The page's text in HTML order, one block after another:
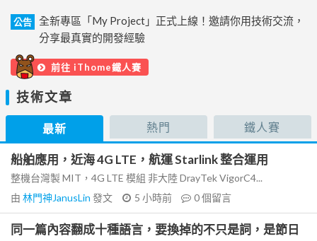
公告
全新專區「My Project」正式上線！邀請你用技術交流，
分享最真實的開發經驗
前往 iThome鐵人賽
技術文章
最新 熱門 鐵人賽
船舶應用，近海 4G LTE，航運 Starlink 整合運用
整機台灣製 MIT，4G LTE 模組 非大陸 DrayTek VigorC4...
由 林門神JanusLin 發文 5 小時前 0個留言
同一篇內容翻成十種語言，要換掉的不只是詞，是節日